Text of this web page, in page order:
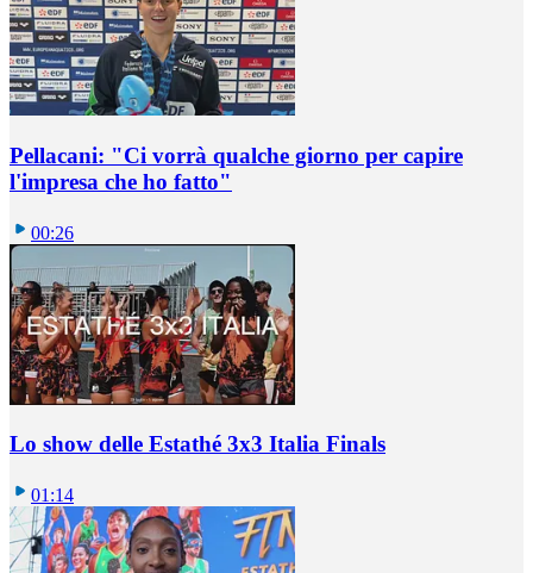
Pellacani: "Ci vorrà qualche giorno per capire
l'impresa che ho fatto"
00:26
Lo show delle Estathé 3x3 Italia Finals
01:14